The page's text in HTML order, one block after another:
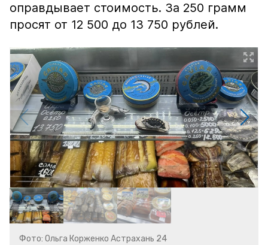
оправдывает стоимость. За 250 грамм
просят от 12 500 до 13 750 рублей.
Фото: Ольга Корженко Астрахань 24